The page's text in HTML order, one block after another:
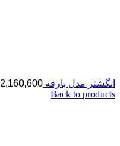
انگشتر مدل بارقه 2,160,600
Back to products